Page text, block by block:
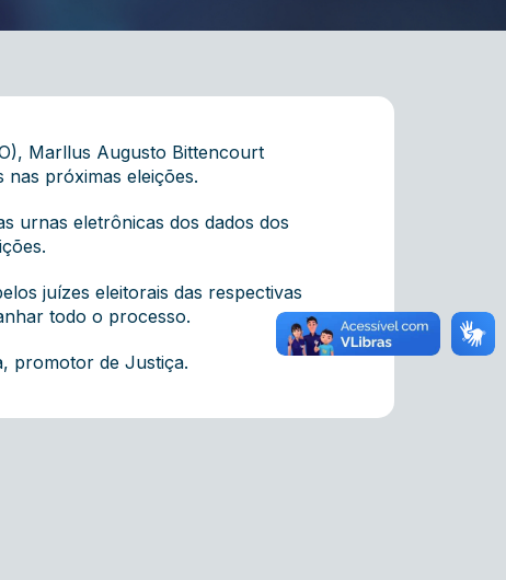
Marllus Augusto Bittencourt
próximas eleições.
urnas eletrônicas dos dados dos
juízes eleitorais das respectivas
todo o processo.
promotor de Justiça.